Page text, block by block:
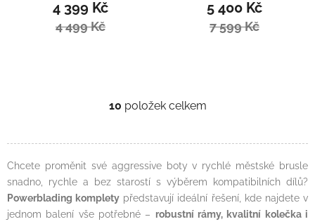
4 399 Kč
4 499 Kč
5 400 Kč
7 599 Kč
Ovládací prvky výpisu
10 položek celkem
Chcete proměnit své aggressive boty v rychlé městské brusle
snadno, rychle a bez starostí s výběrem kompatibilních dílů?
Powerblading komplety představují ideální řešení, kde najdete v
jednom balení vše potřebné – robustní rámy, kvalitní kolečka i